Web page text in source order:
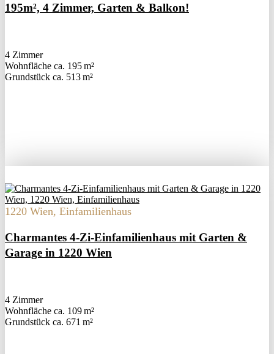
195m², 4 Zimmer, Garten & Balkon!
4 Zimmer
Wohnfläche ca. 195 m²
Grund­stück ca. 513 m²
1220 Wien, Einfamilienhaus
Charmantes 4-Zi-Einfamilienhaus mit Garten &
Garage in 1220 Wien
4 Zimmer
Wohnfläche ca. 109 m²
Grund­stück ca. 671 m²